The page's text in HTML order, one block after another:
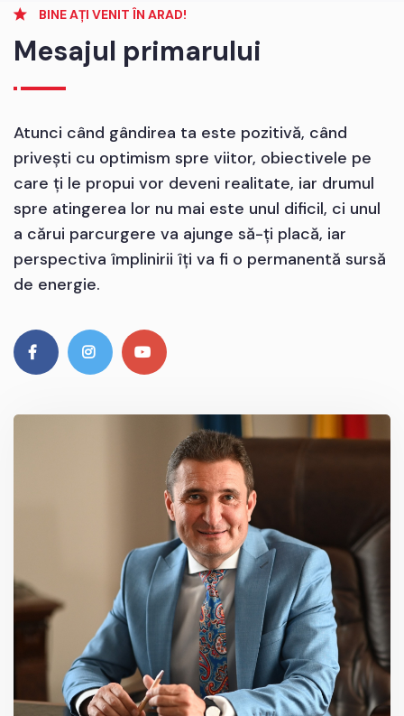
BINE AȚI VENIT ÎN ARAD!
Mesajul primarului
Atunci când gândirea ta este pozitivă, când
privești cu optimism spre viitor, obiectivele pe
care ți le propui vor deveni realitate, iar drumul
spre atingerea lor nu mai este unul dificil, ci unul
a cărui parcurgere va ajunge să-ți placă, iar
perspectiva împlinirii îți va fi o permanentă sursă
de energie.